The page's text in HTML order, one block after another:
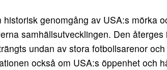
historisk genomgång av USA:s mörka
samhällsutvecklingen. Den
undan av stora fotbollsarenor
också om USA:s öppenhet och